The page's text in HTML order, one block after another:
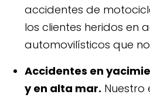
accidentes de
los clientes heridos en
automovilísticos que
Accidentes en
y en alta mar.